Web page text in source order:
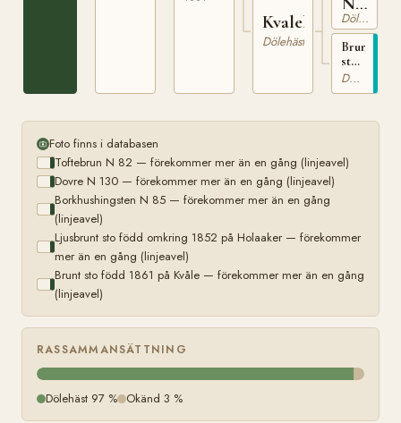
Kvalebruna
Dölehäst
41Dölehäst
Brunt
sto
född
1861
Kvåle
Dölehäst
Foto finns i databasen
Toftebrun N 82 — förekommer mer än en gång (linjeavel)
Dovre N 130 — förekommer mer än en gång (linjeavel)
Borkhushingsten N 85 — förekommer mer än en gång
(linjeavel)
Ljusbrunt sto född omkring 1852 på Holaaker — förekommer
mer än en gång (linjeavel)
Brunt sto född 1861 på Kvåle — förekommer mer än en gång
(linjeavel)
RASSAMMANSÄTTNING
Dölehäst 97 % Okänd 3 %